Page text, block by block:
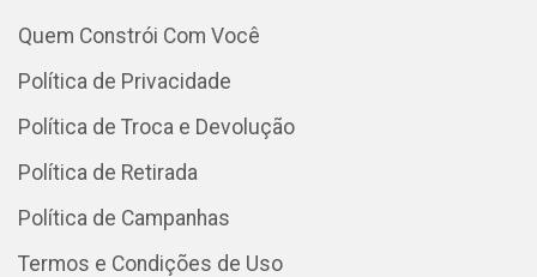
Quem Constrói Com Você
Política de Privacidade
Política de Troca e Devolução
Política de Retirada
Política de Campanhas
Termos e Condições de Uso